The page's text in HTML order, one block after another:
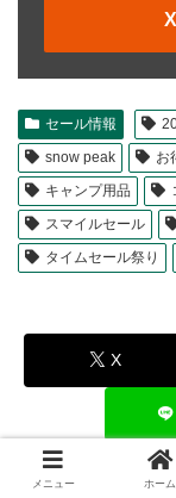
セール情報
snow peak
お
キャンプ用品
スマイルセール
タイムセール祭り
X
メニュー ホーム